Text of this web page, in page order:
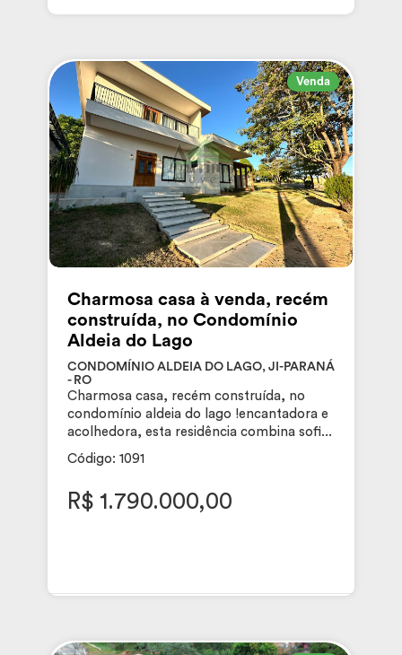
Venda
Charmosa casa à venda, recém
construída, no Condomínio
Aldeia do Lago
CONDOMÍNIO ALDEIA DO LAGO, JI-PARANÁ
- RO
Charmosa casa, recém construída, no
condomínio aldeia do lago !encantadora e
acolhedora, esta residência combina sofi...
Código: 1091
R$ 1.790.000,00